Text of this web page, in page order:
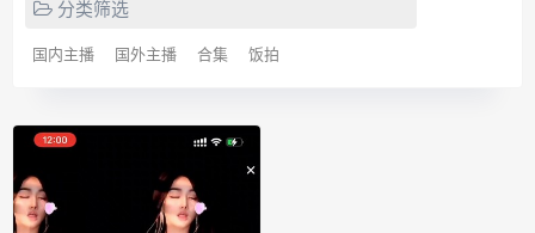
分类筛选
国内主播 国外主播 合集 饭拍